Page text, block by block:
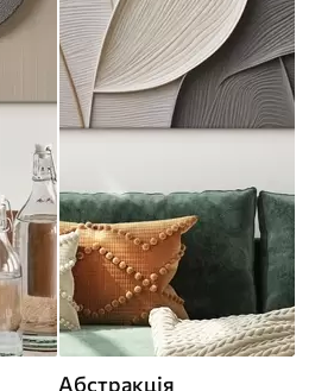
Абстракція